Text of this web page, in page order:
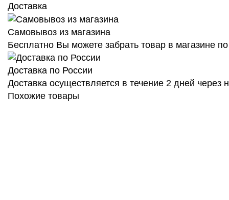
Доставка
Самовывоз из магазина
Бесплатно Вы можете забрать товар в магазине
Доставка по России
Доставка осуществляется в течение 2 дней
Похожие товары